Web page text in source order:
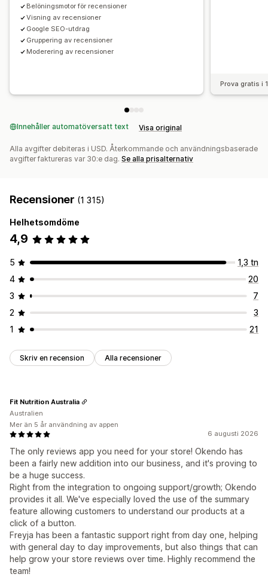
Belöningsmotor för recensioner
Visning av recensioner
Google SEO-utdrag
Gruppering av recensioner
Moderering av recensioner
Prova gratis i
Innehåller automatöversatt text Visa original
Alla avgifter debiteras i USD. Återkommande och användningsbaserade
avgifter faktureras var 30:e dag. Se alla prisalternativ
Recensioner (1 315)
Helhetsomdöme
4,9
5
1,3 tn
4
20
3
7
2
3
1
21
Skriv en recension Alla recensioner
6 augusti 2026
The only reviews app you need for your store! Okendo has
been a fairly new addition into our business, and it's proving to
be a huge success.
Right from the integration to ongoing support/growth; Okendo
provides it all. We've especially loved the use of the summary
feature allowing customers to understand our products at a
click of a button.
Freyja has been a fantastic support right from day one, helping
with general day to day improvements, but also things that can
help grow your store reviews over time. Highly recommend the
team!
Fit Nutrition Australia
Australien
Mer än 5 år användning av appen